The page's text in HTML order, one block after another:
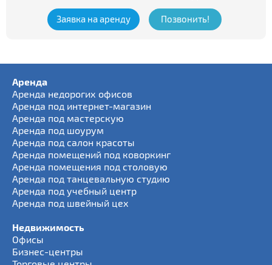
Заявка на аренду Позвонить!
Аренда
Аренда недорогих офисов
Аренда под интернет-магазин
Аренда под мастерскую
Аренда под шоурум
Аренда под салон красоты
Аренда помещений под коворкинг
Аренда помещения под столовую
Аренда под танцевальную студию
Аренда под учебный центр
Аренда под швейный цех
Недвижимость
Офисы
Бизнес-центры